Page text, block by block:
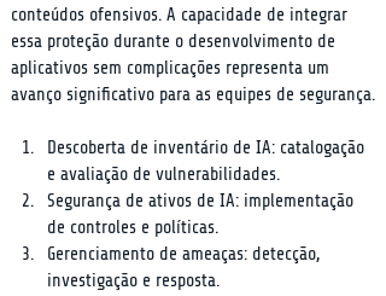
conteúdos ofensivos. A capacidade de integrar
essa proteção durante o desenvolvimento de
aplicativos sem complicações representa um
avanço significativo para as equipes de segurança.
Descoberta de inventário de IA: catalogação
e avaliação de vulnerabilidades.
Segurança de ativos de IA: implementação
de controles e políticas.
Gerenciamento de ameaças: detecção,
investigação e resposta.